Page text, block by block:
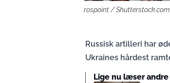
rospoint / Shutterstock.com
Russisk artilleri har
Ukraines hårdest
Lige nu læser andre